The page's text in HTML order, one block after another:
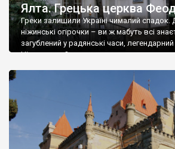
Ялта. Грецька церква
Греки залишили Україні чималий спадок.
ніжинські огірочки – ви ж мабуть всі
загублений у радянські часи,
Ніжин греки?